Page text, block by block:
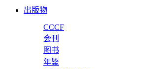
出版物
CCCF
会刊
图书
年鉴